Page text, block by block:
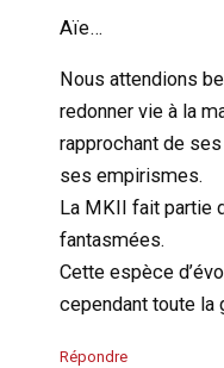
Aïe…
Nous attendions
redonner vie à la
rapprochant de
ses empirismes.
La MKII fait partie
fantasmées.
Cette espèce
cependant toute la
Répondre